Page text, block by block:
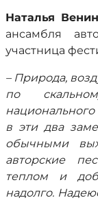
Наталья
ансамбля
участница
– Природа,
по
в эти два
обычными
авторские
теплом и
надолго.